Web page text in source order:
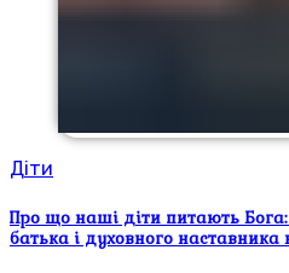
Діти
Про що наші діти питають
батька і духовного наставника